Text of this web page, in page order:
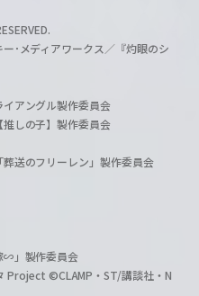
･メディアワークス／『灼眼のシ
アングル製作委員会
しの子】製作委員会
送のフリーレン」製作委員会
∽」製作委員会
Project ©CLAMP・ST/講談社・N